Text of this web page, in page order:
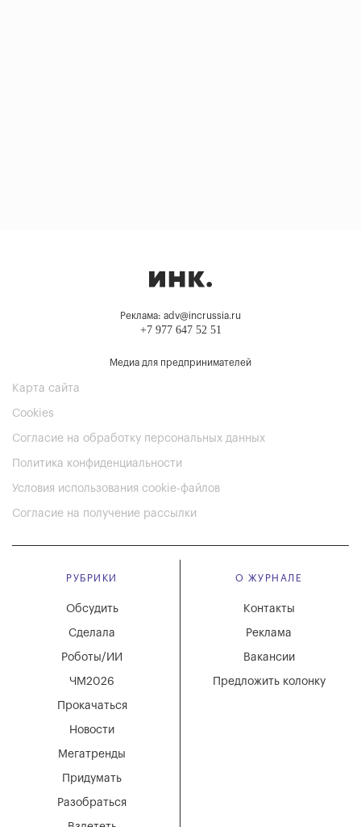
Реклама: adv@incrussia.ru
+7 977 647 52 51
Медиа для предпринимателей
Карта сайта
Cookies
Согласие на обработку персональных данных
Политика конфиденциальности
Условия использования cookie-файлов
Согласие на получение рассылки
РУБРИКИ
Мегатренды
Придумать
Разобраться
Новости
Обсудить
Сделала
Роботы/ИИ
ЧМ2026
Прокачаться
О ЖУРНАЛЕ
Вакансии
Реклама
Контакты
Предложить колонку